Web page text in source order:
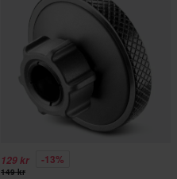
129 kr -13%
149 kr